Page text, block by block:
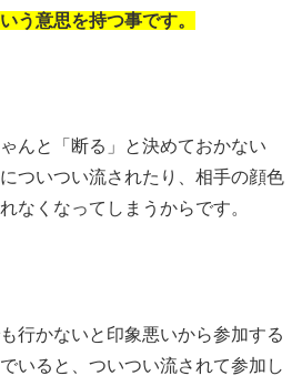
う意思を持つ事です。
んと「断る」と決めておかない
ついつい流されたり、相手の顔色
なくなってしまうからです。
行かないと印象悪いから参加する
いると、ついつい流されて参加し